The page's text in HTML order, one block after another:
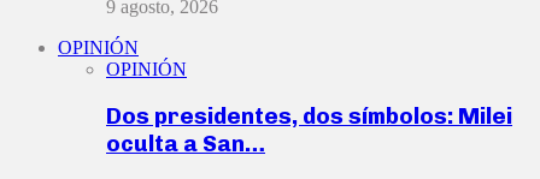
9 agosto, 2026
OPINIÓN
OPINIÓN
Dos presidentes, dos símbolos: Milei
oculta a San…